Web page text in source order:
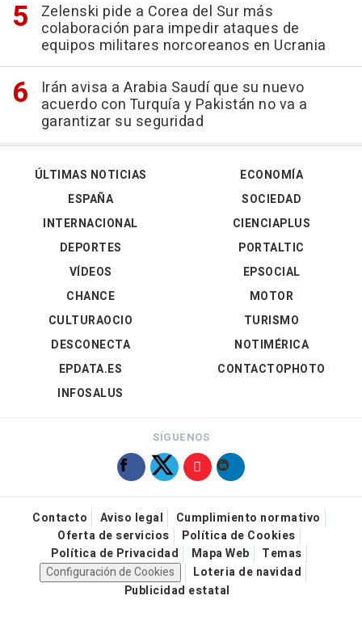
Zelenski pide a Corea del Sur más
colaboración para impedir ataques de
equipos militares norcoreanos en Ucrania
Irán avisa a Arabia Saudí que su nuevo
acuerdo con Turquía y Pakistán no va a
garantizar su seguridad
ÚLTIMAS NOTICIAS
ESPAÑA
INTERNACIONAL
DEPORTES
VÍDEOS
ECONOMÍA
SOCIEDAD
CIENCIAPLUS
PORTALTIC
EPSOCIAL
CHANCE
CULTURAOCIO
DESCONECTA
EPDATA.ES
INFOSALUS
MOTOR
TURISMO
NOTIMÉRICA
CONTACTOPHOTO
SÍGUENOS
Contacto Aviso legal
Cumplimiento normativo
Oferta de servicios
Política de Cookies
Política de Privacidad
Mapa Web
Temas
Configuración de Cookies
Loteria de navidad
Publicidad estatal